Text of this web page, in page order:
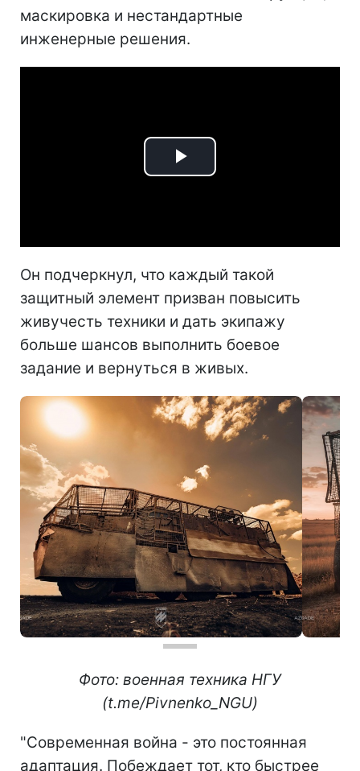
маскировка и нестандартные
инженерные решения.
Play
Он подчеркнул, что каждый такой
защитный элемент призван повысить
живучесть техники и дать экипажу
больше шансов выполнить боевое
задание и вернуться в живых.
Фото: военная техника НГУ
(t.me/Pivnenko_NGU)
"Современная война - это постоянная
адаптация. Побеждает тот, кто быстрее